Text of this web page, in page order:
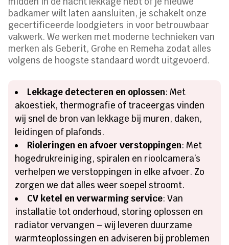
badkamer wilt laten aansluiten, je schakelt onze
gecertificeerde loodgieters in voor betrouwbaar
vakwerk. We werken met moderne technieken van
merken als Geberit, Grohe en Remeha zodat alles
volgens de hoogste standaard wordt uitgevoerd.
Lekkage detecteren en oplossen: Met
akoestiek, thermografie of traceergas vinden
wij snel de bron van lekkage bij muren, daken,
leidingen of plafonds.
Rioleringen en afvoer verstoppingen: Met
hogedrukreiniging, spiralen en rioolcamera’s
verhelpen we verstoppingen in elke afvoer. Zo
zorgen we dat alles weer soepel stroomt.
CV ketel en verwarming service: Van
installatie tot onderhoud, storing oplossen en
radiator vervangen – wij leveren duurzame
warmteoplossingen en adviseren bij problemen